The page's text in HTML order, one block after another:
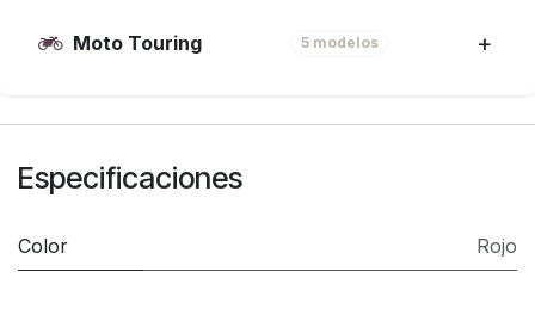
Moto Touring 5 modelos
Especificaciones
Color Rojo